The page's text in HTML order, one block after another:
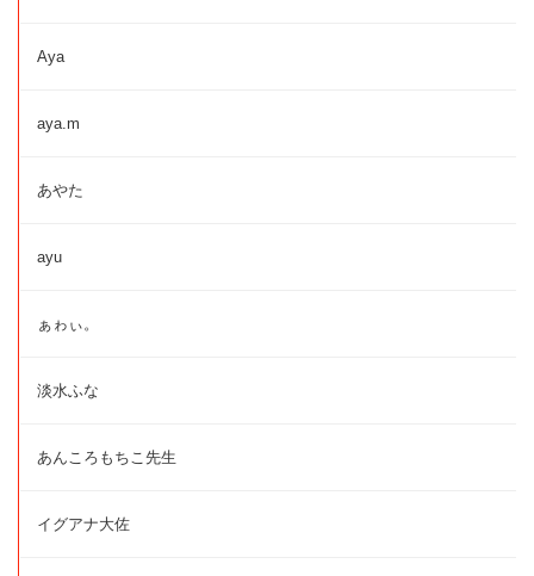
Aya
aya.m
あやた
ayu
ぁゎぃ。
淡水ふな
あんころもちこ先生
イグアナ大佐